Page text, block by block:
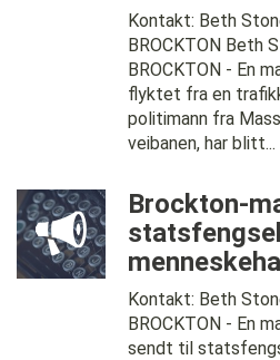
Kontakt: Beth
BROCKTON Beth
BROCKTON - En
flyktet fra en
politimann fra
veibanen, har blitt...
Brockton-
Kontakt: Beth
BROCKTON - En
sendt til